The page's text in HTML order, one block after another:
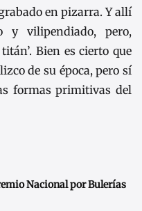
en pizarra. Y allí
y vilipendiado, pero,
Bien es cierto que
de su época, pero sí
formas primitivas del
Nacional por Bulerías